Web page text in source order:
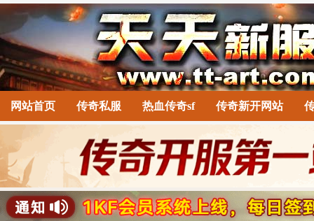
网站首页 传奇私服 热血传奇sf 传奇新开网站